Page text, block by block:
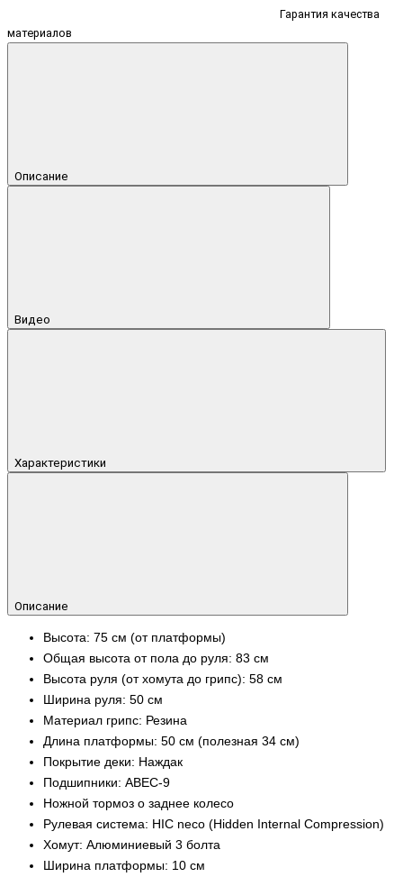
Гарантия качества
материалов
Описание
Видео
Характеристики
Описание
Высота: 75 см (от платформы)
Общая высота от пола до руля: 83 см
Высота руля (от хомута до грипс): 58 см
Ширина руля: 50 см
Материал грипс: Резина
Длина платформы: 50 см (полезная 34 см)
Покрытие деки: Наждак
Подшипники: ABEC-9
Ножной тормоз о заднее колесо
Рулевая система: HIC neco (Hidden Internal Compression)
Хомут: Алюминиевый 3 болта
Ширина платформы: 10 см